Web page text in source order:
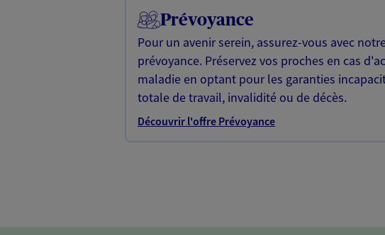
Prévoyance
Pour un avenir serein, assurez-vous avec
prévoyance. Préservez vos proches en cas
maladie en optant pour les garanties
totale de travail, invalidité ou de décès.
Découvrir l'offre Prévoyance